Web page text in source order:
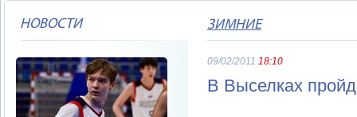
НОВОСТИ ЗИМНИЕ
09/02/2011 18:10
В Выселках